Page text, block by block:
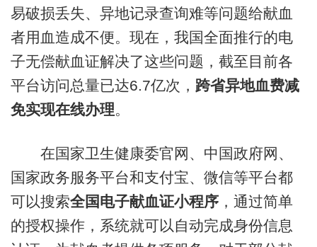
易破损丢失、异地记录查询难等问题给献血
者用血造成不便。现在，我国全面推行的电
子无偿献血证解决了这些问题，截至目前各
平台访问总量已达6.7亿次， 跨省异地血费减
免实现在线办理。
在国家卫生健康委官网、中国政府网、
国家政务服务平台和支付宝、微信等平台都
可以搜索全国电子献血证小程序，通过简单
的授权操作，系统就可以自动完成身份信息